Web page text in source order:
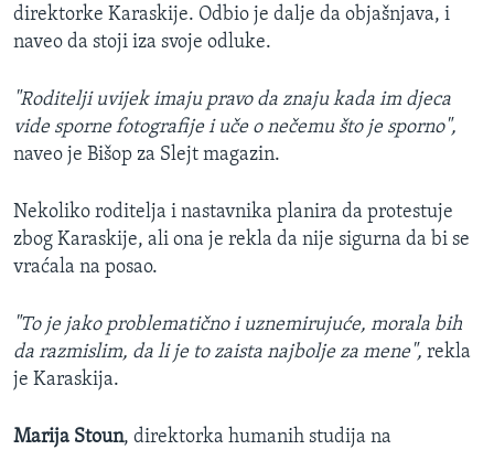
direktorke Karaskije. Odbio je dalje da objašnjava, i
naveo da stoji iza svoje odluke.
"Roditelji uvijek imaju pravo da znaju kada im djeca
vide sporne fotografije i uče o nečemu što je sporno",
naveo je Bišop za Slejt magazin.
Nekoliko roditelja i nastavnika planira da protestuje
zbog Karaskije, ali ona je rekla da nije sigurna da bi se
vraćala na posao.
"To je jako problematično i uznemirujuće, morala bih
da razmislim, da li je to zaista najbolje za mene", rekla
je Karaskija.
Marija Stoun, direktorka humanih studija na